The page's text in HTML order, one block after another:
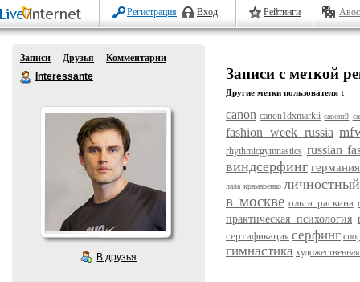
Регистрация Вход Рейтинги
Записи Друзья
Комментарии
Interessante
В друзья
Записи с меткой
Другие метки пользователя ↓
canon canon1dxmarkii canonr3
fashion week russia
rhythmicgymnastics russian
виндсерфинг германия
лала крамаренко
в москве ольга раскина
практическая психология
сертификация серфинг
гимнастика